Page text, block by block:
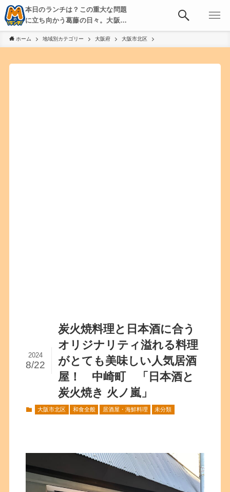
本日のランチは？この重大な問題
に立ち向かう葛藤の日々。大阪・
京都・神戸を中心とした食べ歩
き、飲み歩きを綴る。
ホーム 地域別カテゴリー 大阪府 大阪市北区
炭火焼料理と日本酒に合う
オリジナリティ溢れる料理
がとても美味しい人気居酒
屋！ 中崎町 「日本酒と
炭火焼き 火ノ嵐」
2024
8/22
大阪市北区 和食全般 居酒屋・海鮮料理 未分類